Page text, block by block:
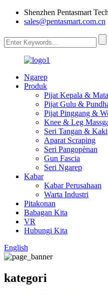
Shenzhen Pentasmart
sales@pentasmart.com.cn
Ngarep
Produk
Pijat Kepala & Mata
Pijat Gulu &
Pijat Pinggang &
Knee & Leg
Seri Tangan & Kaki
Aparat Scraping
Seri Pangopènan
Gun Fascia
Seri Ngarep
Kabar
Kabar Perusahaan
Warta Industri
Pitakonan
Babagan Kita
VR
Hubungi Kita
English
kategori